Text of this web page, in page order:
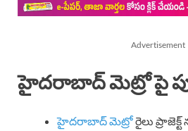
Advertisement
హైదరాబాద్ మెట్రో పై
హైదరాబాద్మెట్రోరైలు